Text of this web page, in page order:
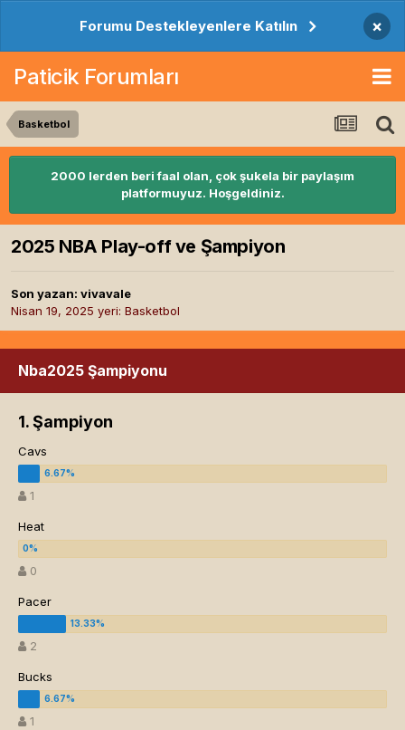
Forumu Destekleyenlere Katılın ×
Paticik Forumları
Basketbol
2000 lerden beri faal olan, çok şukela bir paylaşım
platformuyuz. Hoşgeldiniz.
2025 NBA Play-off ve Şampiyon
Son yazan: vivavale
Nisan 19, 2025 yeri: Basketbol
Nba2025 Şampiyonu
1. Şampiyon
Cavs
1
Heat
0
Pacer
2
Bucks
1